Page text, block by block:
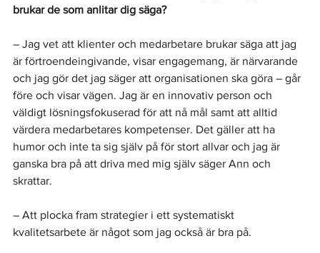
brukar de som anlitar dig säga?
– Jag vet att klienter och medarbetare brukar säga att jag
är förtroendeingivande, visar engagemang, är närvarande
och jag gör det jag säger att organisationen ska göra – går
före och visar vägen. Jag är en innovativ person och
väldigt lösningsfokuserad för att nå mål samt att alltid
värdera medarbetares kompetenser. Det gäller att ha
humor och inte ta sig själv på för stort allvar och jag är
ganska bra på att driva med mig själv säger Ann och
skrattar.
– Att plocka fram strategier i ett systematiskt
kvalitetsarbete är något som jag också är bra på.